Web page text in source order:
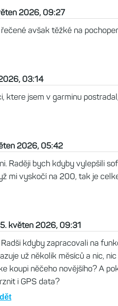
2026, 09:27
avšak těžké na
03:14
ktere jsem v garminu
2026, 05:42
Raději bych kdyby vylepšili
mi vyskočí na 200, tak je
květen 2026, 09:31
kdyby zapracovali na
už několik měsíců a nic,
koupi něčeho novějšího? A
i GPS data?